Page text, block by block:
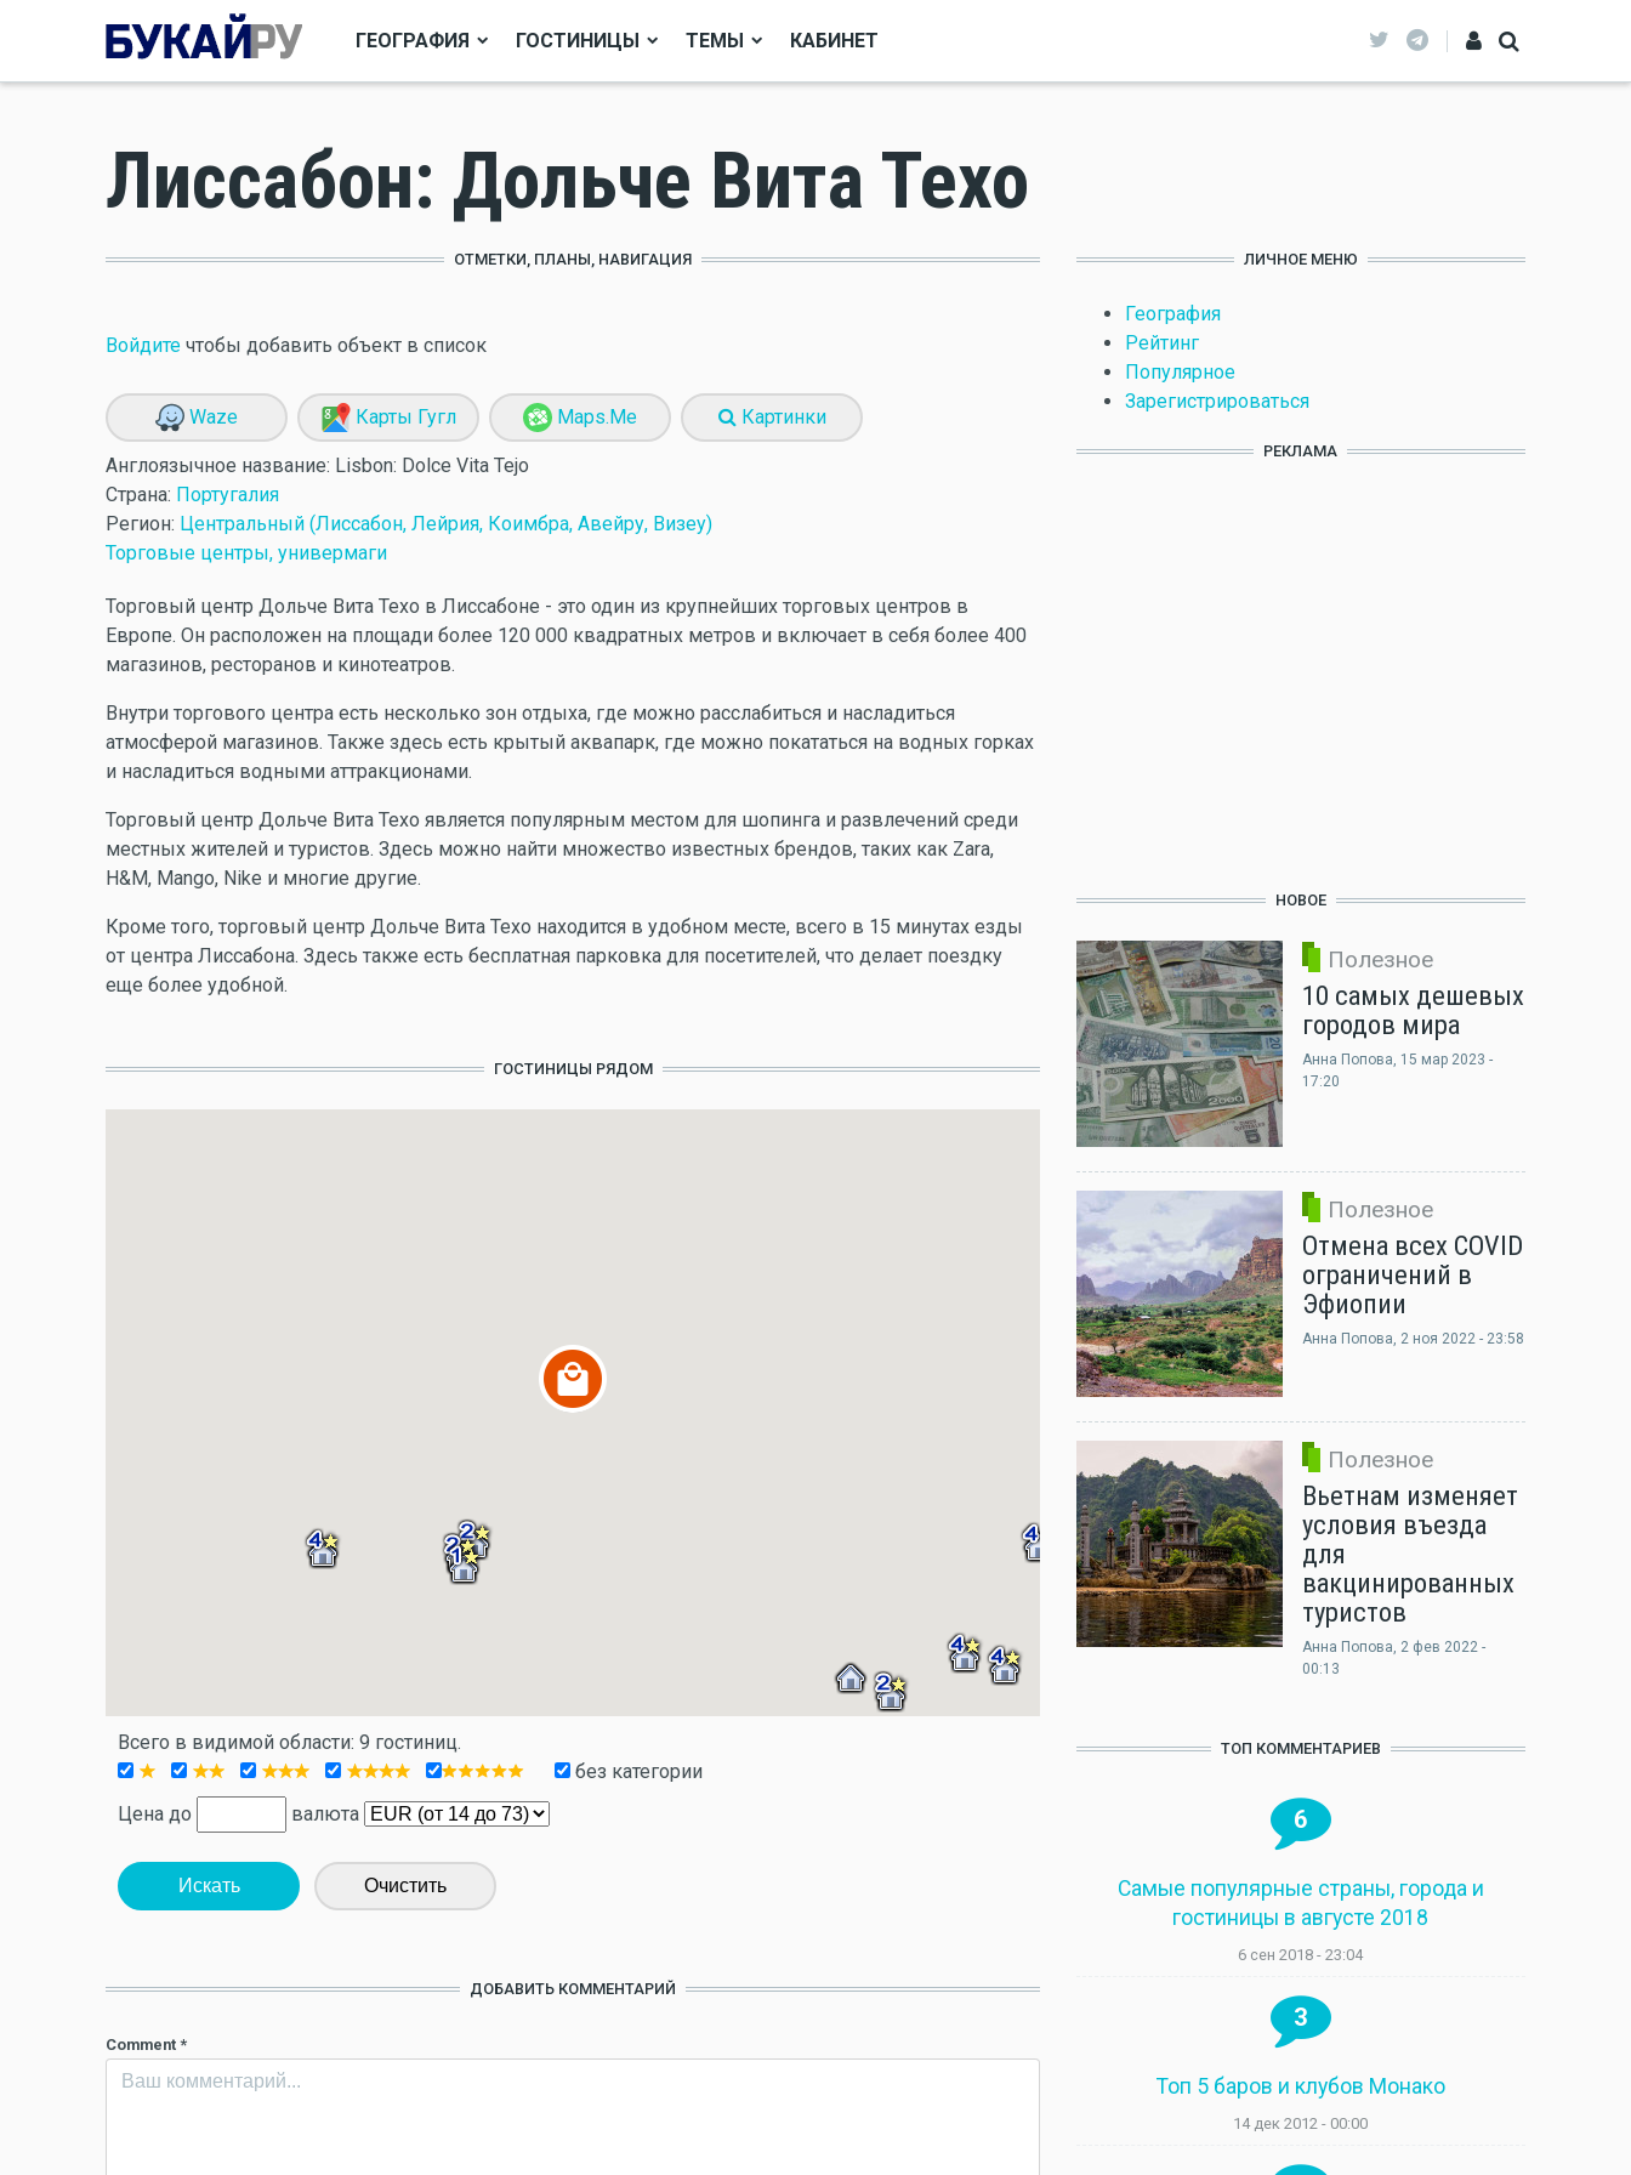
ГЕОГРАФИЯ ГОСТИНИЦЫ ТЕМЫ КАБИНЕТ
Лиссабон: Дольче Вита Техо
ОТМЕТКИ, ПЛАНЫ, НАВИГАЦИЯ
Войдите чтобы добавить объект в список
Waze Карты Гугл Maps.Me Картинки
Англоязычное название: Lisbon: Dolce Vita Tejo
Страна: Португалия
Регион: Центральный (Лиссабон, Лейрия, Коимбра, Авейру, Визеу)
Торговые центры, универмаги
Торговый центр Дольче Вита Техо в Лиссабоне - это один из крупнейших торговых центров в
Европе. Он расположен на площади более 120 000 квадратных метров и включает в себя более 400
магазинов, ресторанов и кинотеатров.
Внутри торгового центра есть несколько зон отдыха, где можно расслабиться и насладиться
атмосферой магазинов. Также здесь есть крытый аквапарк, где можно покататься на водных горках
и насладиться водными аттракционами.
Торговый центр Дольче Вита Техо является популярным местом для шопинга и развлечений среди
местных жителей и туристов. Здесь можно найти множество известных брендов, таких как Zara,
H&M, Mango, Nike и многие другие.
Кроме того, торговый центр Дольче Вита Техо находится в удобном месте, всего в 15 минутах езды
от центра Лиссабона. Здесь также есть бесплатная парковка для посетителей, что делает поездку
еще более удобной.
ГОСТИНИЦЫ РЯДОМ
Всего в видимой области: 9 гостиниц.
без категории
Цена до
валюта
Искать Очистить
ДОБАВИТЬ КОММЕНТАРИЙ
Comment *
ЛИЧНОЕ МЕНЮ
География
Рейтинг
Популярное
Зарегистрироваться
РЕКЛАМА
НОВОЕ
Полезное
10 самых дешевых
городов мира
Анна Попова, 15 мар 2023 -
17:20
Полезное
Отмена всех COVID
ограничений в
Эфиопии
Анна Попова, 2 ноя 2022 - 23:58
Полезное
Вьетнам изменяет
условия въезда
для
вакцинированных
туристов
Анна Попова, 2 фев 2022 -
00:13
ТОП КОММЕНТАРИЕВ
6
Самые популярные страны, города и
гостиницы в августе 2018
6 сен 2018 - 23:04
3
Топ 5 баров и клубов Монако
14 дек 2012 - 00:00